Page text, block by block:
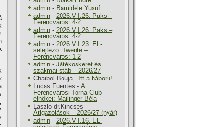
admin - Bamidele Yusuf
admin - 2026.VII.26. Paks –
Ferencváros: 4-2
admin - 2026.VII.26. Paks –
Ferencváros: 4-2
admin - 2026.VII.23. EL-
selejtező: Twente –
Ferencváros: 1-2
admin - Játékoskeret és
szakmai stáb – 2026/27
Charbel Bouja- Itt a háboru!
Lucas Fuentes - A
Ferencvárosi Torna Club
elnökei: Mailinger Béla
Laszlo dr.Kincses -
Átigazolások – 2026/27 (nyár)
admin - 2026.VII.16. EL-